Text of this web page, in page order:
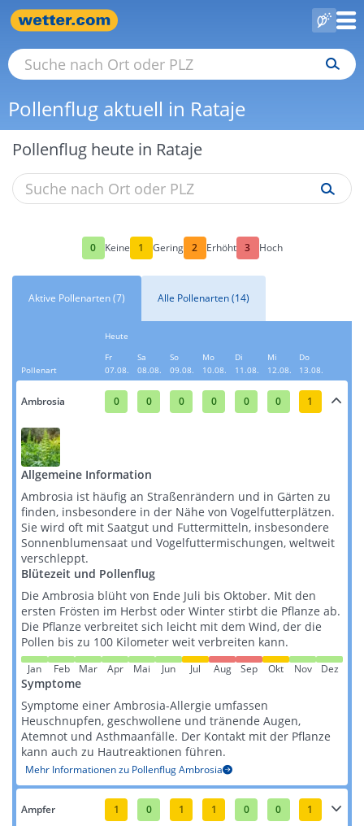
Pollenflug aktuell in Rataje
Pollenflug heute in Rataje
0 Keine 1 Gering 2 Erhöht 3 Hoch
Aktive Pollenarten (7) Alle Pollenarten (14)
Pollenart
Heute
Fr
07.08.
Sa
08.08.
So
09.08.
Mo
10.08.
Di
11.08.
Mi
12.08.
Do
13.08.
Ambrosia 0 0 0 0 0 0 1
Allgemeine Information
Ambrosia ist häufig an Straßenrändern und in Gärten zu
finden, insbesondere in der Nähe von Vogelfutterplätzen.
Sie wird oft mit Saatgut und Futtermitteln, insbesondere
Sonnenblumensaat und Vogelfuttermischungen, weltweit
verschleppt​​​​.
Blütezeit und Pollenflug
Die Ambrosia blüht von Ende Juli bis Oktober. Mit den
ersten Frösten im Herbst oder Winter stirbt die Pflanze ab.
Die Pflanze verbreitet sich leicht mit dem Wind, der die
Pollen bis zu 100 Kilometer weit verbreiten kann​​.
Jan Feb Mar Apr Mai Jun Jul Aug Sep Okt Nov Dez
Symptome
Symptome einer Ambrosia-Allergie umfassen
Heuschnupfen, geschwollene und tränende Augen,
Atemnot und Asthmaanfälle. Der Kontakt mit der Pflanze
kann auch zu Hautreaktionen führen​​.
Mehr Informationen zu Pollenflug Ambrosia
Ampfer 1 0 1 1 0 0 1